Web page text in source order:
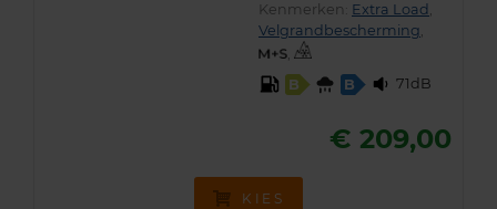
Kenmerken: Extra Load ,
Velgrandbescherming,
,
B
B 71dB
€ 209,00
KIES